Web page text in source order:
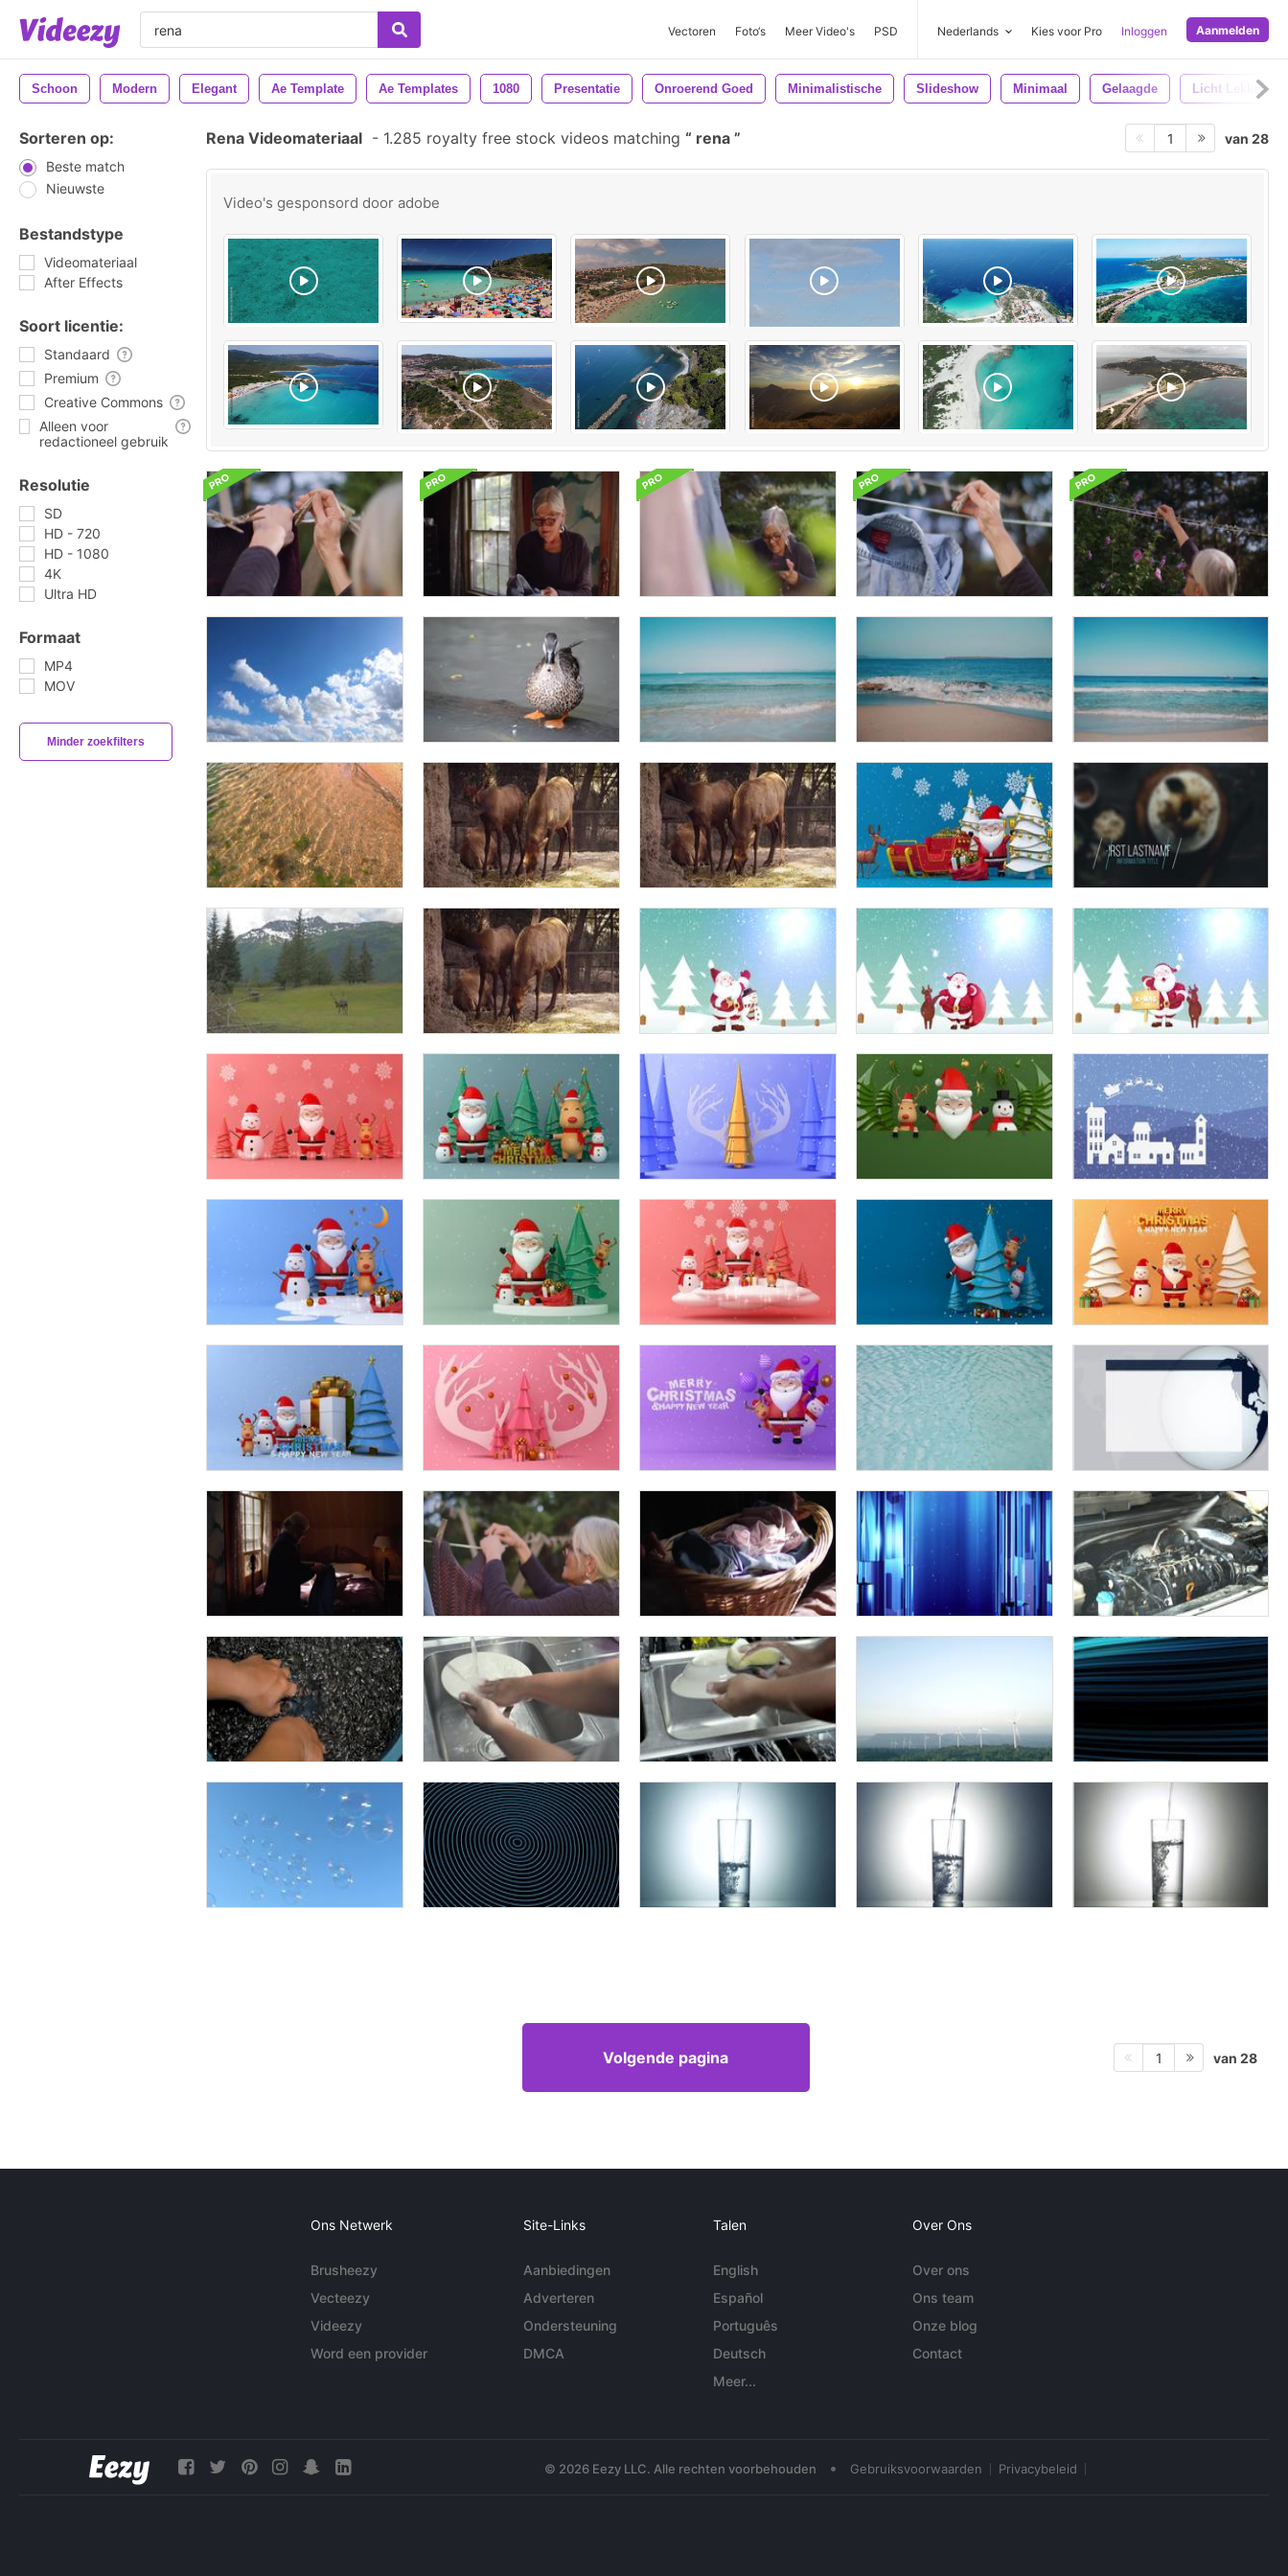
Vectoren Foto‘s Meer Video's PSD Nederlands Kies voor Pro Inloggen Aanmelden
Schoon Modern Elegant Ae Template Ae Templates 1080 Presentatie Onroerend Goed Minimalistische Slideshow Minimaal Gelaagde Licht Lekken
Sorteren op:
Beste match
Nieuwste
Bestandstype
Videomateriaal
After Effects
Soort licentie:
Standaard
Premium
Creative Commons
Alleen voor
redactioneel gebruik
Resolutie
SD
HD - 720
HD - 1080
4K
Ultra HD
Formaat
MP4
MOV
Minder zoekfilters
Rena Videomateriaal - 1.285 royalty free stock videos matching rena 1 van 28
Video's gesponsord door adobe
Volgende pagina 1 van 28
Ons Netwerk
Brusheezy
Vecteezy
Videezy
Word een provider
Site-Links
Aanbiedingen
Adverteren
Ondersteuning
DMCA
Talen
English
Español
Português
Deutsch
Meer...
Over Ons
Over ons
Ons team
Onze blog
Contact
© 2026 Eezy LLC. Alle rechten voorbehouden • Gebruiksvoorwaarden Privacybeleid